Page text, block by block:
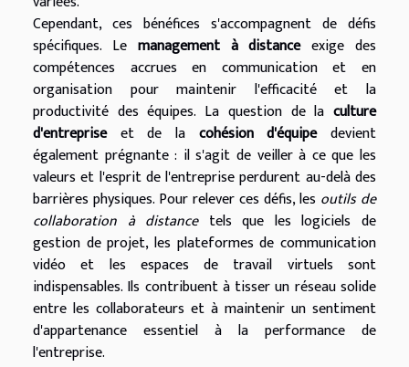
Cependant, ces bénéfices s'accompagnent de défis
spécifiques. Le management à distanceexige des
compétences accrues en communication et en
organisation pour maintenir l'efficacité et la
productivité des équipes. La question de la culture
d'entrepriseet de la cohésion d'équipedevient
également prégnante : il s'agit de veiller à ce que les
valeurs et l'esprit de l'entreprise perdurent au-delà des
barrières physiques. Pour relever ces défis, les outils de
collaboration à distancetels que les logiciels de
gestion de projet, les plateformes de communication
vidéo et les espaces de travail virtuels sont
indispensables. Ils contribuent à tisser un réseau solide
entre les collaborateurs et à maintenir un sentiment
d'appartenance essentiel à la performance de
l'entreprise.